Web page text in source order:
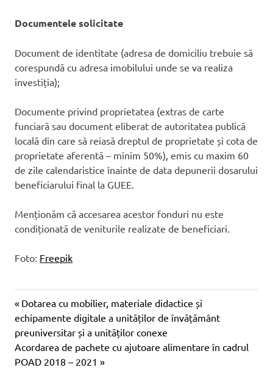
Documentele solicitate
Document de identitate (adresa de domiciliu trebuie să
corespundă cu adresa imobilului unde se va realiza
investiția);
Documente privind proprietatea (extras de carte
funciară sau document eliberat de autoritatea publică
locală din care să reiasă dreptul de proprietate și cota de
proprietate aferentă – minim 50%), emis cu maxim 60
de zile calendaristice înainte de data depunerii dosarului
beneficiarului final la GUEE.
Menționăm că accesarea acestor fonduri nu este
condiționată de veniturile realizate de beneficiari.
Foto: Freepik
Navigare
în
articole
Articol
anterior:
Dotarea cu mobilier, materiale didactice și
echipamente digitale a unităților de învățământ
preuniversitar și a unităților conexe
Articol
următor:
Acordarea de pachete cu ajutoare alimentare în cadrul
POAD 2018 – 2021